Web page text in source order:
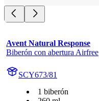
Avent Natural Response
Biberón con abertura Airfree
SCY673/81
1 biberón